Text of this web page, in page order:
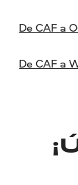
De CAF a
De CAF a